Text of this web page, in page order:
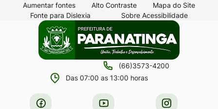
Seção
atalhos
acessibilidade
para
conteúdo
para
Aumentar fontes Alto Contraste
Mapa do Site
Fonte para Dislexia
Sobre Acessibilidade
Seção
menu
principal
principal
(66)3573-4200
Das 07:00 as 13:00 horas
Acessar
Acessar
Acessar